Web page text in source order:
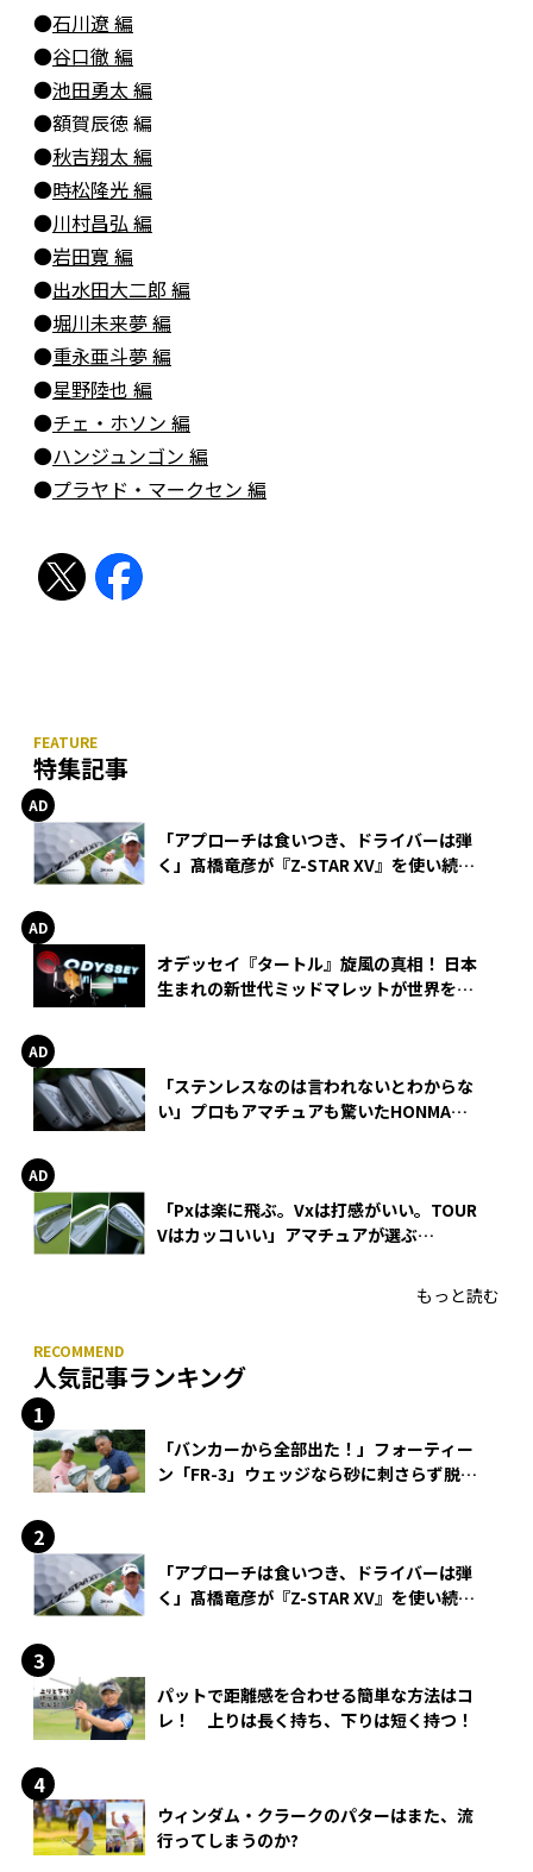
●石川遼 編
●谷口徹 編
●池田勇太 編
●額賀辰徳 編
●秋吉翔太 編
●時松隆光 編
●川村昌弘 編
●岩田寛 編
●出水田大二郎 編
●堀川未来夢 編
●重永亜斗夢 編
●星野陸也 編
●チェ・ホソン 編
●ハンジュンゴン 編
●プラヤド・マークセン 編
特集記事
「アプローチは食いつき、ドライバーは弾
く」髙橋竜彦が『Z-STAR XV』を使い続け
オデッセイ『タートル』旋風の真相！ 日本
生まれの新世代ミッドマレットが世界を席
「ステンレスなのは言われないとわからな
い」プロもアマチュアも驚いたHONMA
「Pxは楽に飛ぶ。Vxは打感がいい。TOUR
Vはカッコいい」アマチュアが選ぶ
もっと読む
人気記事ランキング
「バンカーから全部出た！」フォーティー
ン「FR-3」ウェッジなら砂に刺さらず脱出
「アプローチは食いつき、ドライバーは弾
く」髙橋竜彦が『Z-STAR XV』を使い続け
パットで距離感を合わせる簡単な方法はコ
レ！ 上りは長く持ち、下りは短く持つ！
ウィンダム・クラークのパターはまた、流
行ってしまうのか?